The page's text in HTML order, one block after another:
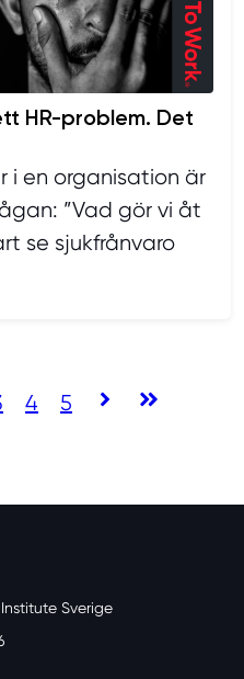
HR-problem. Det
i en organisation är
”Vad gör vi åt
se sjukfrånvaro
4 5
Sverige